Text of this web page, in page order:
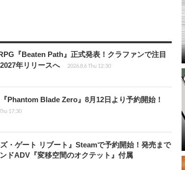
『Beaten Path』正式発表！クラファンで注目
年リリースへ
2026.8.6 Thu 12:30
Phantom Blade Zero』8月12日より予約開始！
17:30
・ゲート リブート』Steamで予約開始！発売まで
ドADV『変移空間のオクテット』付属